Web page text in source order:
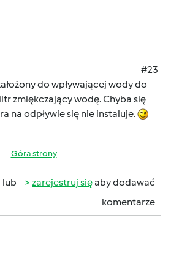
#23
do wpływającej wody do
zmiękczający wodę. Chyba się
na odpływie się nie instaluje.
Góra strony
lub zarejestruj sięaby dodawać
komentarze